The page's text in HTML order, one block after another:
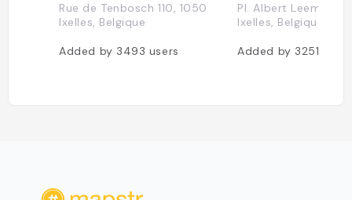
Rue de Tenbosch 110, 1050
Ixelles, Belgique
Added by 3493 users
Pl. Albert Leemans
Ixelles, Belgique
Added by 3251